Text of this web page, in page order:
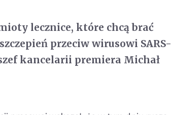
lecznice, które chcą brać
przeciw wirusowi SARS-
kancelarii premiera Michał